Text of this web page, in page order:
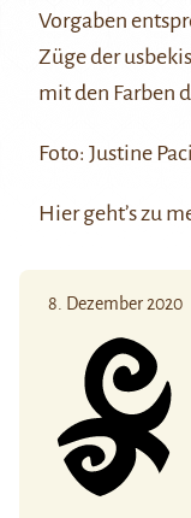
Vorgaben
Züge der
mit den Farben
Foto: Justine
Hiergeht’s zu
8. Dezember 2020